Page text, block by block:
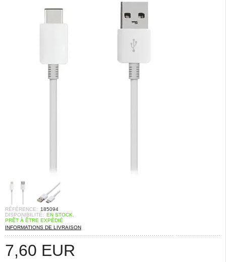
RÉFÉRENCE:
185094
DISPONIBILITÉ: EN STOCK.
PRÊT À ÊTRE EXPÉDIÉ
INFORMATIONS DE LIVRAISON
7,60 EUR